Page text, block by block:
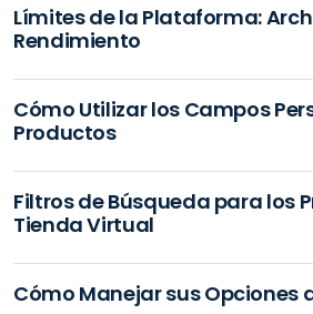
Límites de la Plataforma:
Rendimiento
Cómo Utilizar los Campos
Productos
Filtros de Búsqueda para los
Tienda Virtual
Cómo Manejar sus Opciones